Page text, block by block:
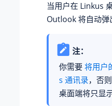
当用户在 Linkus
Outlook 将自动弹
注：
你需要将用户
s 通讯录，否
桌面端将只显